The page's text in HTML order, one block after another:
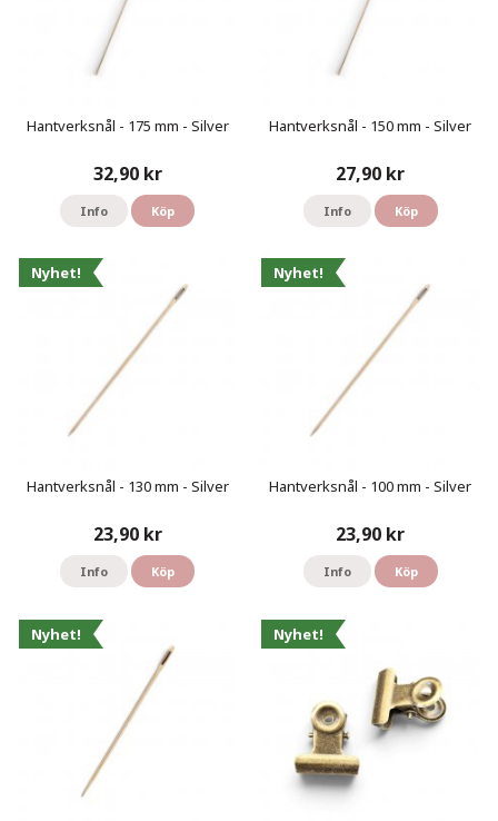
Hantverksnål - 175 mm - Silver
32,90 kr
Info Köp
Hantverksnål - 150 mm - Silver
27,90 kr
Info Köp
Nyhet!
Hantverksnål - 130 mm - Silver
23,90 kr
Info Köp
Nyhet!
Hantverksnål - 100 mm - Silver
23,90 kr
Info Köp
Nyhet! Nyhet!